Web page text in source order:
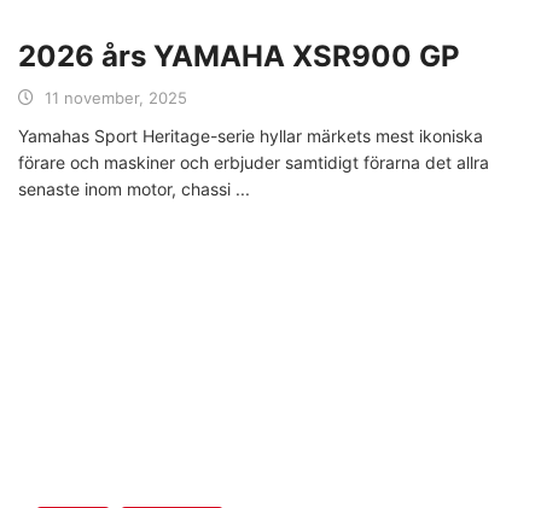
2026 års YAMAHA XSR900 GP
11 november, 2025
Yamahas Sport Heritage-serie hyllar märkets mest ikoniska
förare och maskiner och erbjuder samtidigt förarna det allra
senaste inom motor, chassi